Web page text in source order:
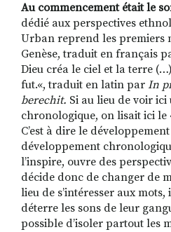
Au commencement était le
dédié aux perspectives
Urban reprend les premiers
Genèse, traduit en français
Dieu créa le ciel et la terre
fut.«, traduit en latin par In
berechit. Si au lieu de voir
chronologique, on lisait ici
C’est à dire le
développement
l’inspire, ouvre des
décide donc de changer de
lieu de s’intéresser aux
déterre les sons de leur
possible d’isoler partout les